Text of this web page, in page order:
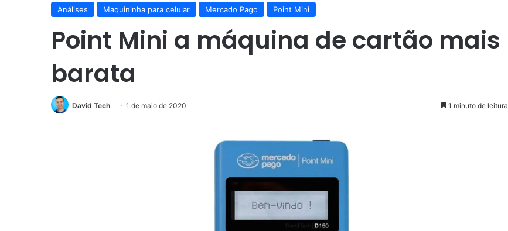
Análises Maquininha para celular Mercado Pago Point Mini
Point Mini a máquina de cartão mais
barata
David Tech 1 de maio de 2020 1 minuto de leitura